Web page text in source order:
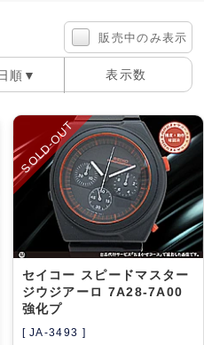
価格ダウン
ブログ・特集記事
販売中のみ表示
順▼ 表示数
40件
60件
100件
SOLD-OUT
セイコー スピードマスター
ジウジアーロ 7A28-7A00
強化プ
[ JA-3493 ]